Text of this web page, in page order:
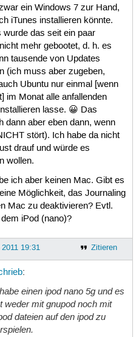
ein Windows 7 zur Hand,
iTunes installieren könnte.
wurde das seit ein paar
mehr gebootet, d. h. es
tausende von Updates
(ich muss aber zugeben,
Ubuntu nur einmal [wenn
im Monat alle anfallenden
lasse. 😀 Das
dann aber eben dann, wenn
stört). Ich habe da nicht
drauf und würde es
wollen.
ich aber keinen Mac. Gibt es
Möglichkeit, das Journaling
Mac zu deaktivieren? Evtl.
iPod (nano)?
Zitieren
19:31
:
einen ipod nano 5g und es
weder mit gnupod noch mit
dateien auf den ipod zu